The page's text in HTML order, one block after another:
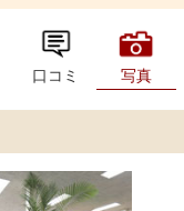
口コミ 写真